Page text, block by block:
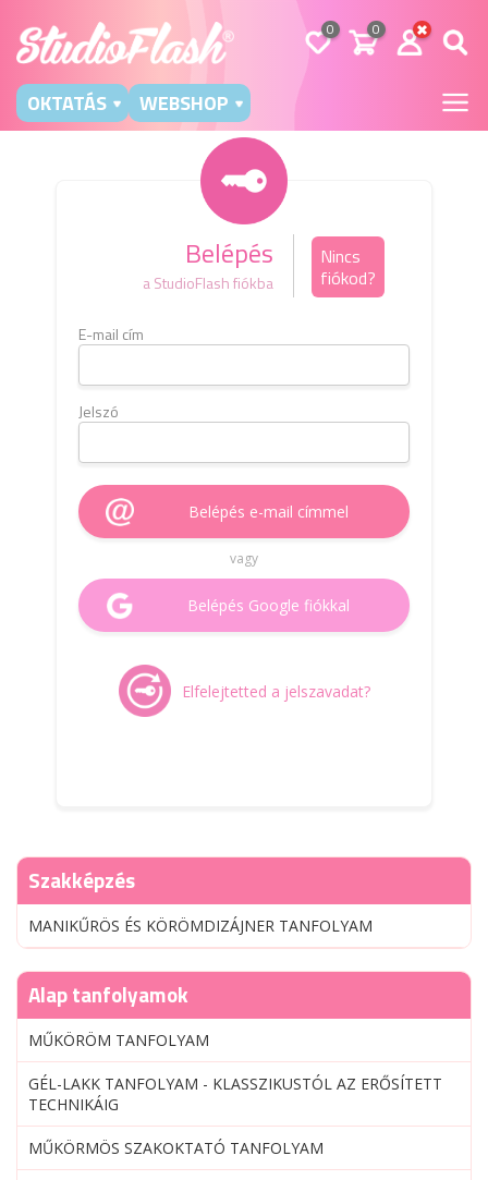
0 0
OKTATÁS WEBSHOP
Belépés
a StudioFlash fiókba
Nincs
fiókod?
E-mail cím
Jelszó
Belépés e-mail címmel
vagy
Belépés Google fiókkal
Elfelejtetted a jelszavadat?
Szakképzés
MANIKŰRÖS ÉS KÖRÖMDIZÁJNER TANFOLYAM
Alap tanfolyamok
MŰKÖRÖM TANFOLYAM
GÉL-LAKK TANFOLYAM - KLASSZIKUSTÓL AZ ERŐSÍTETT
TECHNIKÁIG
MŰKÖRMÖS SZAKOKTATÓ TANFOLYAM